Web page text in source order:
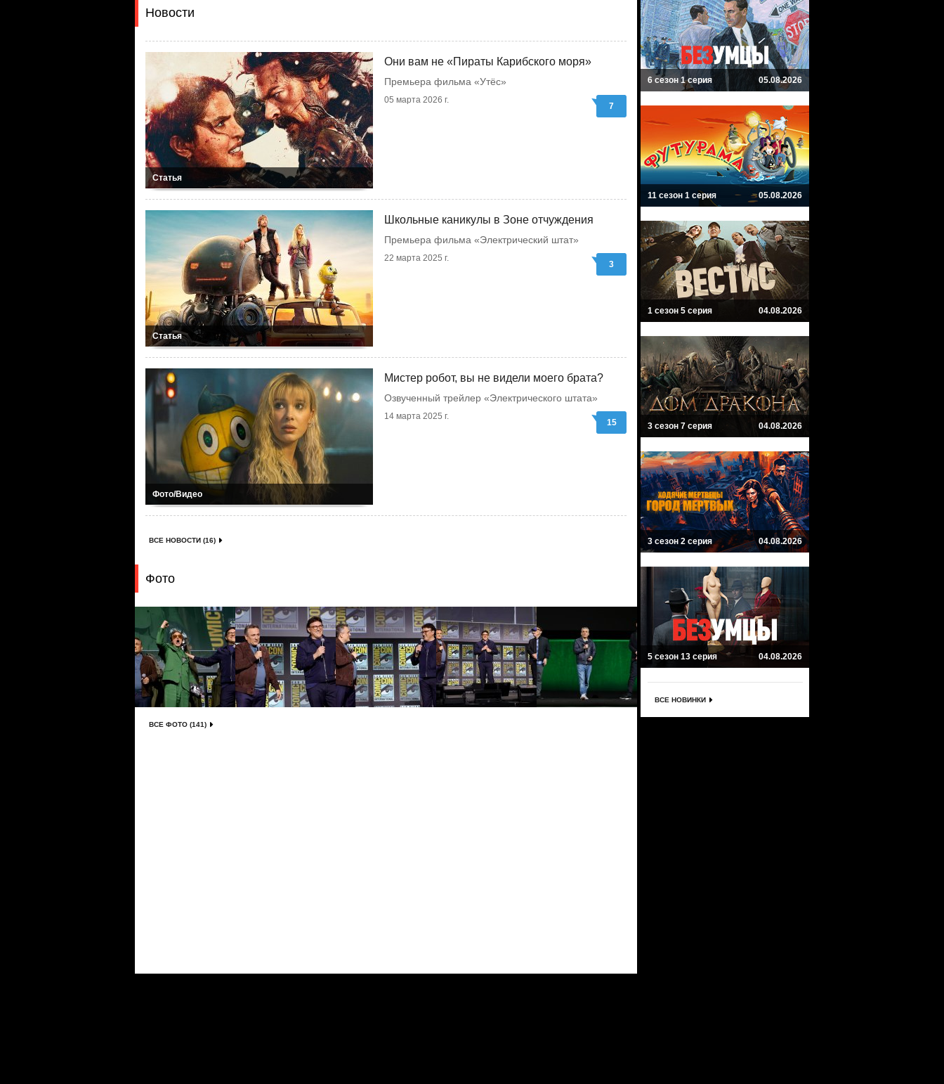
Новости
Статья
Они вам не «Пираты Карибского моря»
Премьера фильма «Утёс»
05 марта 2026 г.
7
Статья
Школьные каникулы в Зоне отчуждения
Премьера фильма «Электрический штат»
22 марта 2025 г.
3
Фото/Видео
Мистер робот, вы не видели моего брата?
Озвученный трейлер «Электрического штата»
14 марта 2025 г.
15
ВСЕ НОВОСТИ (16)
Фото
ВСЕ ФОТО (141)
6 сезон 1 серия 05.08.2026
11 сезон 1 серия 05.08.2026
1 сезон 5 серия 04.08.2026
3 сезон 7 серия 04.08.2026
3 сезон 2 серия 04.08.2026
5 сезон 13 серия 04.08.2026
ВСЕ НОВИНКИ